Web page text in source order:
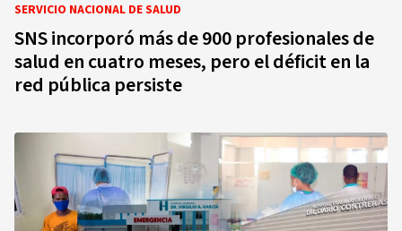
SERVICIO NACIONAL DE SALUD
SNS incorporó más de 900 profesionales de
salud en cuatro meses, pero el déficit en la
red pública persiste